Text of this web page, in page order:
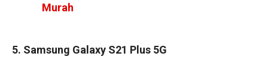
Murah
5. Samsung Galaxy S21 Plus 5G